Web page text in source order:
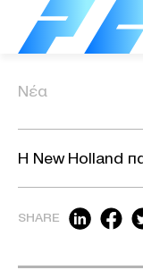
Νέα
Η New Holland
SHARE